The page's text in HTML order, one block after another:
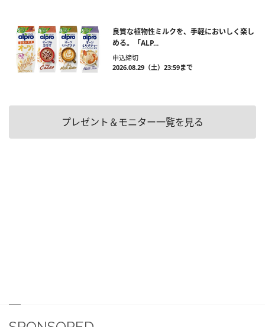
良質な植物性ミルクを、手軽においしく楽し
める。「ALP...
申込締切
2026.08.29（土）23:59まで
プレゼント＆モニター一覧を見る